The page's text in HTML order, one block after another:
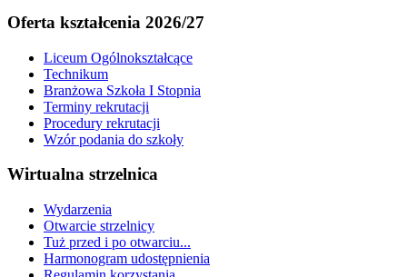
Oferta kształcenia 2026/27
Liceum Ogólnokształcące
Technikum
Branżowa Szkoła I Stopnia
Terminy rekrutacji
Procedury rekrutacji
Wzór podania do szkoły
Wirtualna strzelnica
Wydarzenia
Otwarcie strzelnicy
Tuż przed i po otwarciu...
Harmonogram udostępnienia